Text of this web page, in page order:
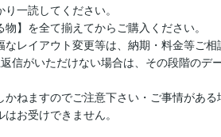
一読してください。
物】を全て揃えてからご購入ください。
なレイアウト変更等は、納期・料金等ご相
信がいただけない場合は、その段階のデ
ねますのでご注意下さい・ご事情がある